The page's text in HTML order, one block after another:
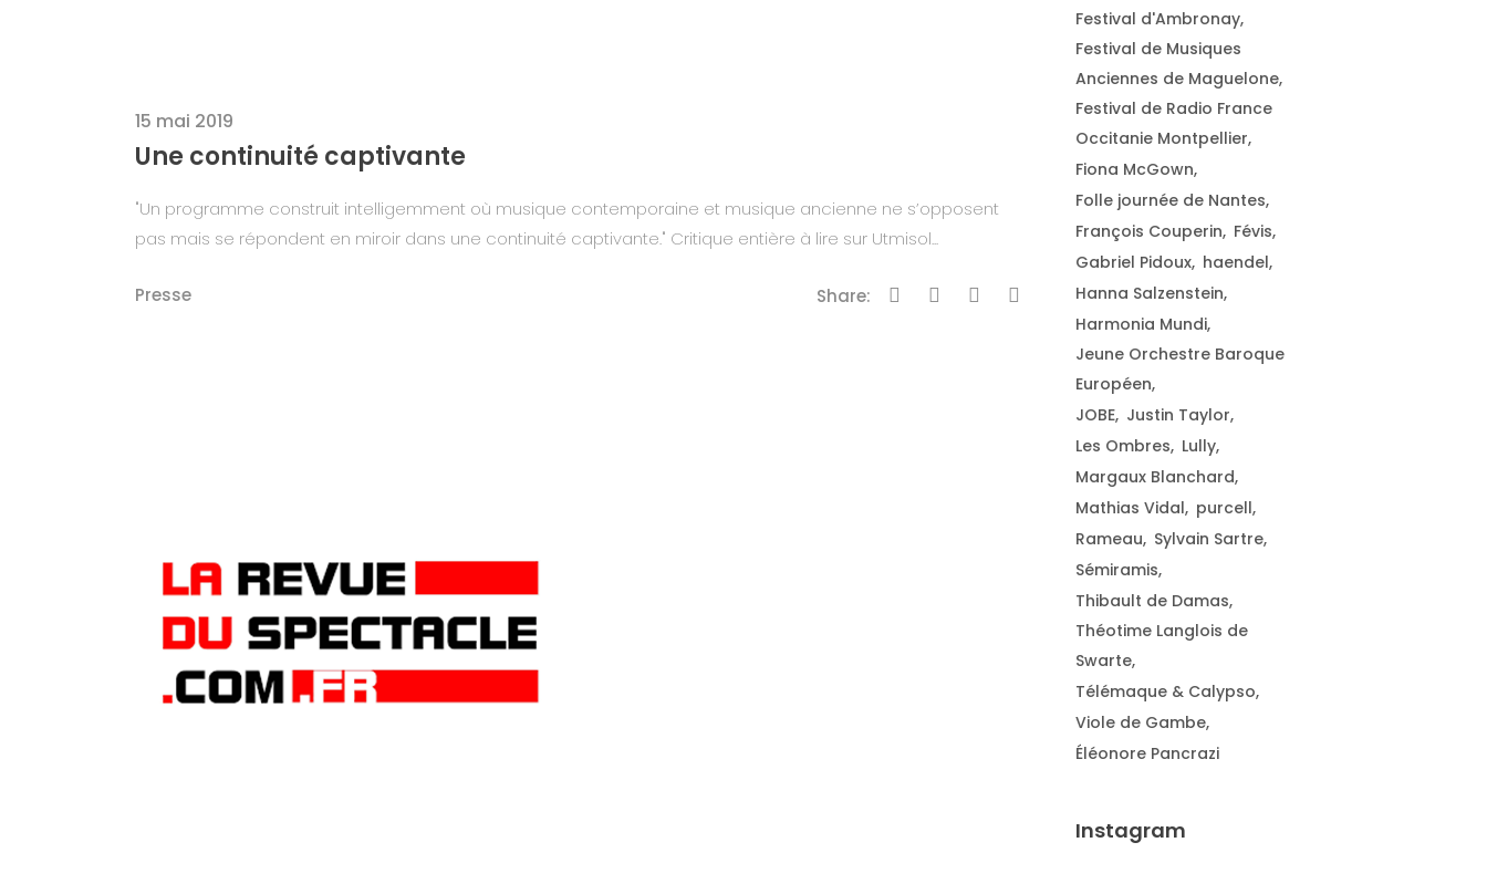
15 mai 2019
Une continuité captivante
"Un programme construit intelligemment où musique contemporaine et musique ancienne ne s’opposent
pas mais se répondent en miroir dans une continuité captivante." Critique entière à lire sur Utmisol...
Presse Share:
Festival d'Ambronay
Festival de Musiques
Anciennes de Maguelone
Festival de Radio France
Occitanie Montpellier
Fiona McGown
Folle journée de Nantes
François Couperin Févis
Gabriel Pidoux haendel
Hanna Salzenstein
Harmonia Mundi
Jeune Orchestre Baroque
Européen
JOBE Justin Taylor
Les Ombres Lully
Margaux Blanchard
Mathias Vidal purcell
Rameau Sylvain Sartre
Sémiramis
Thibault de Damas
Théotime Langlois de
Swarte
Télémaque & Calypso
Viole de Gambe
Éléonore Pancrazi
Instagram